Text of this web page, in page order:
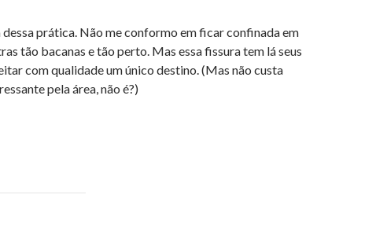
prática. Não me conformo em ficar confinada em
tão bacanas e tão perto. Mas essa fissura tem lá seus
com qualidade um único destino. (Mas não custa
pela área, não é?)